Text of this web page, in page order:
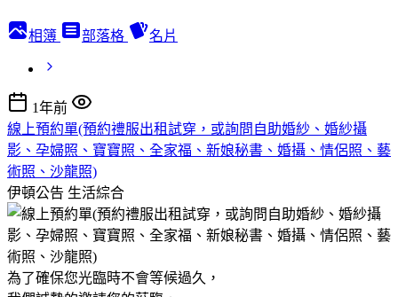
相簿 部落格 名片
1年前
線上預約單(預約禮服出租試穿，或詢問自助婚紗、婚紗攝
影、孕婦照、寶寶照、全家福、新娘秘書、婚攝、情侶照、藝
術照、沙龍照)
伊頓公告 生活綜合
為了確保您光臨時不會等候過久，